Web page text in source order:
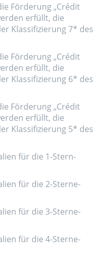
Förderung „Crédit
erfüllt, die
Klassifizierung 7* des
Förderung „Crédit
erfüllt, die
Klassifizierung 6* des
Förderung „Crédit
erfüllt, die
Klassifizierung 5* des
für die 1-Stern-
für die 2-Sterne-
für die 3-Sterne-
für die 4-Sterne-